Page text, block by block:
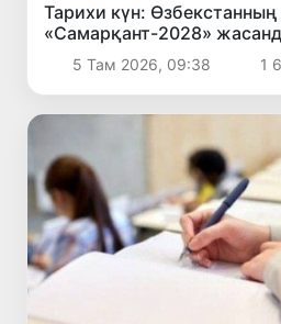
Тарихи күн: Өзбекстанның
«Самарқант-2028»
сәтті шығарылды
5 Там 2026, 09:38 1